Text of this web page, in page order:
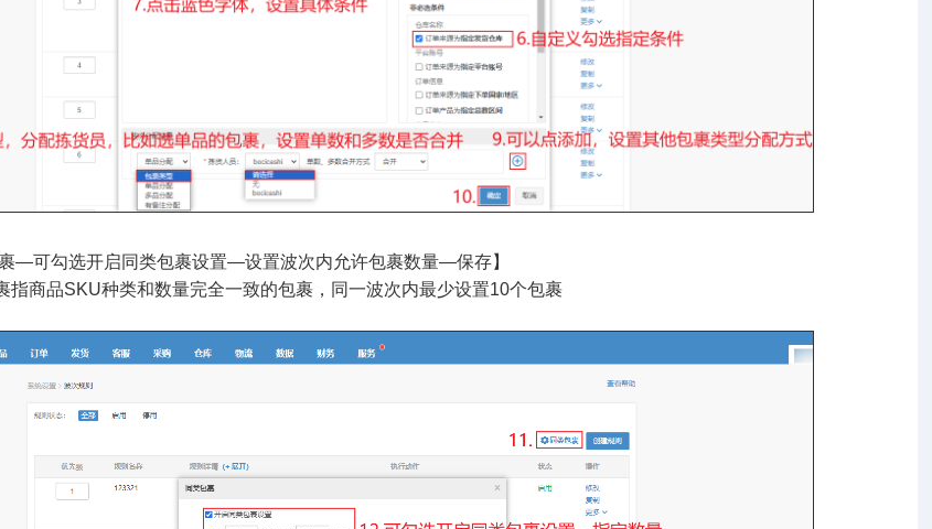
裹—可勾选开启同类包裹设置—设置波次内允许包裹数量—保存】
指商品SKU种类和数量完全一致的包裹，同一波次内最少设置10个包裹